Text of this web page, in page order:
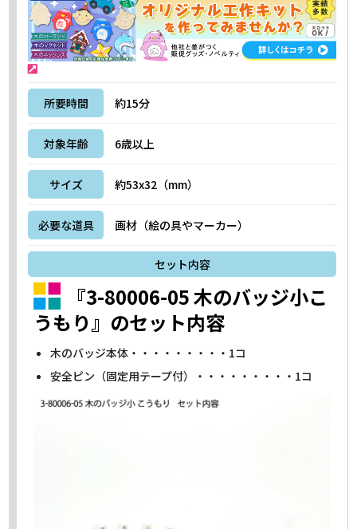
所要時間 約15分
対象年齢 6歳以上
サイズ 約53x32（mm）
必要な道具 画材（絵の具やマーカー）
セット内容
『3-80006-05 木のバッジ小こ
うもり』のセット内容
木のバッジ本体・・・・・・・・・1コ
安全ピン（固定用テープ付）・・・・・・・・・1コ